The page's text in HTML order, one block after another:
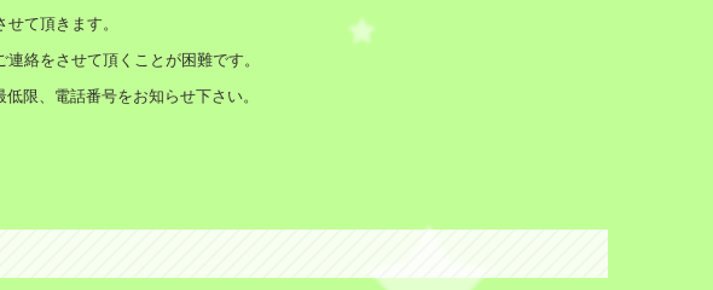
て頂きます。
絡をさせて頂くことが困難です。
限、電話番号をお知らせ下さい。